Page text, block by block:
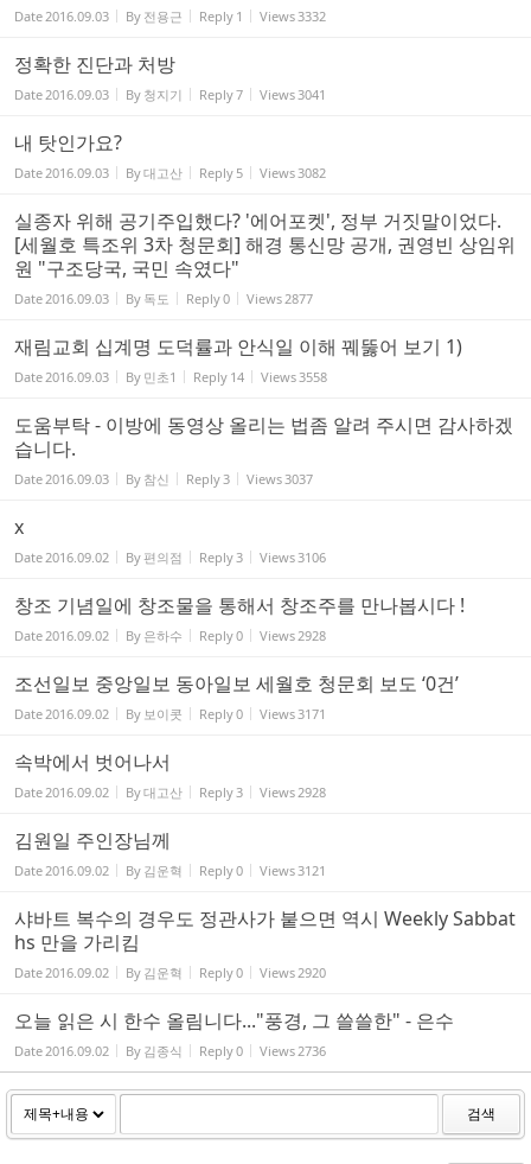
Date2016.09.03 By 전용근 Reply 1 Views3332
정확한 진단과 처방
Date2016.09.03 By 청지기 Reply7 Views3041
내 탓인가요?
Date2016.09.03 By대고산 Reply 5 Views3082
실종자 위해 공기주입했다? '에어포켓', 정부 거짓말이었다.
[세월호 특조위 3차 청문회] 해경 통신망 공개, 권영빈 상임위
원 "구조당국, 국민 속였다"
Date2016.09.03 By 독도 Reply0 Views2877
재림교회 십계명 도덕률과 안식일 이해 꿰뚫어 보기 1)
Date2016.09.03 By 민초1 Reply 14 Views3558
도움부탁 - 이방에 동영상 올리는 법좀 알려 주시면 감사하겠
습니다.
Date2016.09.03 By 참신 Reply3 Views3037
x
Date2016.09.02 By편의점 Reply3 Views3106
창조 기념일에 창조물을 통해서 창조주를 만나봅시다 !
Date2016.09.02 By 은하수 Reply0 Views2928
조선일보 중앙일보 동아일보 세월호 청문회 보도 ‘0건’
Date2016.09.02 By 보이콧 Reply0 Views3171
속박에서 벗어나서
Date2016.09.02 By대고산 Reply3 Views2928
김원일 주인장님께
Date2016.09.02 By 김운혁 Reply0 Views3121
샤바트 복수의 경우도 정관사가 붙으면 역시 Weekly Sabbat
hs 만을 가리킴
Date2016.09.02 By 김운혁 Reply0 Views2920
오늘 읽은 시 한수 올림니다..."풍경, 그 쓸쓸한" - 은수
Date2016.09.02 By 김종식 Reply0 Views2736
검색